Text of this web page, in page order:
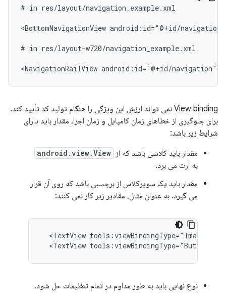
# in res/layout/navigation_example.xml
<BottomNavigationView android:id="@+id/navigation"
# in res/layout-w720/navigation_example.xml
<NavigationRailView android:id="@+id/navigation"
View binding نمی تواند ارزش این ویژگی را هنگام تولید کد تأیید کند.
برای جلوگیری از خطاهای زمان کامپایل و زمان اجرا، مقدار باید دارای
شرایط زیر باشد:
مقدار باید کلاسی باشد که از android.view.View
به ارث می برد.
مقدار باید یک سوپرکلاس از برچسبی باشد که روی آن قرار
می گیرد. به عنوان مثال، مقادیر زیر کار نمی کنند:
<TextView tools:viewBindingType="ImageView"
<TextView tools:viewBindingType="Button"
نوع نهایی باید به طور مداوم در تمام تنظیمات حل شود.